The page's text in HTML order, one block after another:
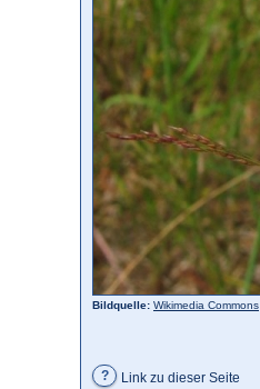
Bildquelle: Wikimedia Commons
? Link zu dieser Seite